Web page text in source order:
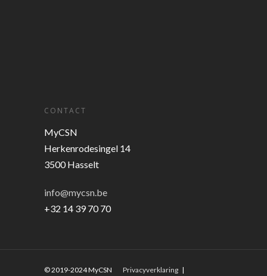
CONTACT
MyCSN
Herkenrodesingel 14
3500 Hasselt
info@mycsn.be
+32 14 39 70 70
© 2019-2024 MyCSN Privacyverklaring |